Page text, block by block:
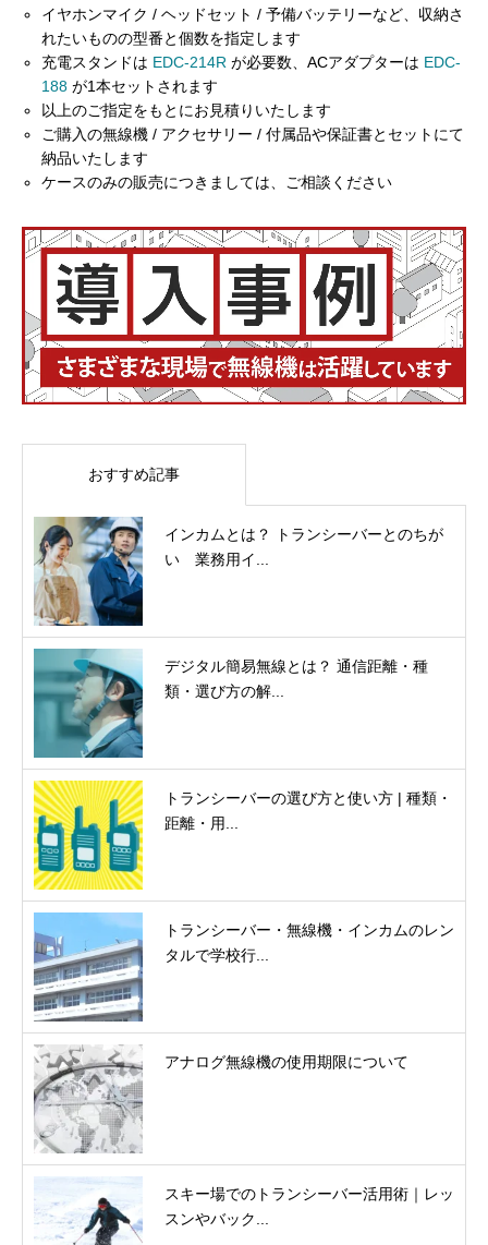
イヤホンマイク / ヘッドセット / 予備バッテリーなど、収納さ
れたいものの型番と個数を指定します
充電スタンドは EDC-214R が必要数、ACアダプターは EDC-
188 が1本セットされます
以上のご指定をもとにお見積りいたします
ご購入の無線機 / アクセサリー / 付属品や保証書とセットにて
納品いたします
ケースのみの販売につきましては、ご相談ください
おすすめ記事
インカムとは？ トランシーバーとのちが
い 業務用イ...
デジタル簡易無線とは？ 通信距離・種
類・選び方の解...
トランシーバーの選び方と使い方 | 種類・
距離・用...
トランシーバー・無線機・インカムのレン
タルで学校行...
アナログ無線機の使用期限について
スキー場でのトランシーバー活用術｜レッ
スンやバック...